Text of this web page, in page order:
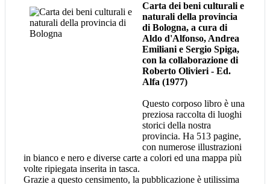
Carta dei beni culturali e
naturali della provincia
di Bologna, a cura di
Aldo d'Alfonso, Andrea
Emiliani e Sergio Spiga,
con la collaborazione di
Roberto Olivieri - Ed.
Alfa (1977)
Questo corposo libro è una
preziosa raccolta di luoghi
storici della nostra
provincia. Ha 513 pagine,
con numerose illustrazioni
in bianco e nero e diverse carte a colori ed una mappa più
volte ripiegata inserita in tasca.
Grazie a questo censimento, la pubblicazione è utilissima